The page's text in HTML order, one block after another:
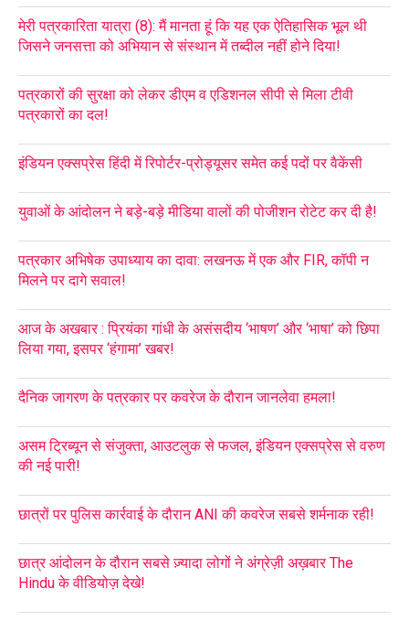
मेरी पत्रकारिता यात्रा (8): मैं मानता हूं कि यह एक ऐतिहासिक भूल थी
जिसने जनसत्ता को अभियान से संस्थान में तब्दील नहीं होने दिया!
पत्रकारों की सुरक्षा को लेकर डीएम व एडिशनल सीपी से मिला टीवी
पत्रकारों का दल!
इंडियन एक्सप्रेस हिंदी में रिपोर्टर-प्रोड्यूसर समेत कई पदों पर वैकेंसी
युवाओं के आंदोलन ने बड़े-बड़े मीडिया वालों की पोजीशन रोटेट कर दी है!
पत्रकार अभिषेक उपाध्याय का दावा: लखनऊ में एक और FIR, कॉपी न
मिलने पर दागे सवाल!
आज के अखबार : प्रियंका गांधी के असंसदीय ‘भाषण’ और ‘भाषा’ को छिपा
लिया गया, इसपर ‘हंगामा’ खबर!
दैनिक जागरण के पत्रकार पर कवरेज के दौरान जानलेवा हमला!
असम ट्रिब्यून से संजुक्ता, आउटलुक से फजल, इंडियन एक्सप्रेस से वरुण
की नई पारी!
छात्रों पर पुलिस कार्रवाई के दौरान ANI की कवरेज सबसे शर्मनाक रही!
छात्र आंदोलन के दौरान सबसे ज़्यादा लोगों ने अंग्रेज़ी अख़बार The
Hindu के वीडियोज़ देखे!